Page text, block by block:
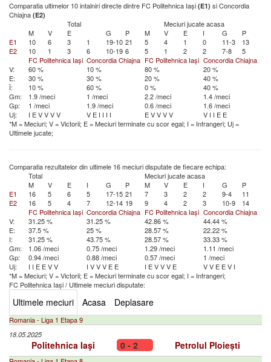
Comparatia ultimelor 10 intalniri directe dintre FC Politehnica Iași (E1) si Concordia
Chiajna (E2)
Total
Meciuri jucate acasa
M
V E G P M V E I G
P
E1
10 6 3 1 19-10 21 5 4 1 0 11-3
13
E2
10 1 3 6 10-19 6 5 1 2 2 7-8
5
FC Politehnica Iași Concordia Chiajna FC Politehnica Iași Concordia Chiajna
V:
60 % 10 % 80 %
20 %
E:
30 % 30 % 20 %
40 %
Î:
10 % 60 % 0 %
40 %
Gm:
1.9 /meci 1 /meci 2.2 /meci
1.4 /meci
Gp:
1 /meci 1.9 /meci 0.6 /meci
1.6 /meci
Uj:
I EVVVV V E I I I I EVVVV V I I E E
*M = Meciuri; V = Victorii; E = Meciuri terminate cu scor egal; I = Infrangeri; Uj =
Ultimele jucate;
Comparatia rezultatelor din ultimele 16 meciuri disputate de fiecare echipa:
Total
Meciuri jucate acasa
M
V E I G P M V E I G
P
E1
16 5 6 5 17-15 21 7 3 2 2 9-4
11
E2
16 5 4 7 12-14 19 9 4 2 3 10-9
14
FC Politehnica Iași Concordia Chiajna FC Politehnica Iași Concordia Chiajna
V:
31.25 % 31.25 % 42.86 %
44.44 %
E:
37.5 % 25 % 28.57 %
22.22 %
I:
31.25 % 43.75 % 28.57 %
33.33 %
Gm:
1.06 /meci 0.75 /meci 1.29 /meci
1.11 /meci
Gp:
0.94 /meci 0.88 /meci 0.57 /meci
1 /meci
Uj:
I I E EVV I VVV E E I EVVV E VV E EV I
*M = Meciuri; V = Victorii; E = Meciuri terminate cu scor egal; I = Infrangeri;
FC Politehnica Iași/ Ultimele meciuri disputate:
Ultimele meciuri Acasa Deplasare
Romania - Liga 1 Etapa 9
18.05.2025
Politehnica Iaşi 0 - 2 Petrolul Ploiești